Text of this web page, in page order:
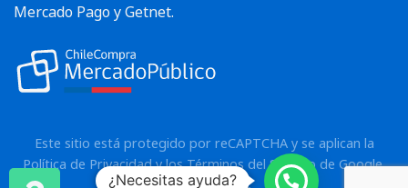
Mercado Pago y Getnet.
Este sitio está protegido por reCAPTCHA y se aplican la
Política de Privacidady losTérminos del Servicio de Google.
¿Necesitas ayuda?